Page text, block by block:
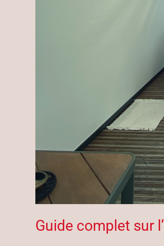
Guide complet sur